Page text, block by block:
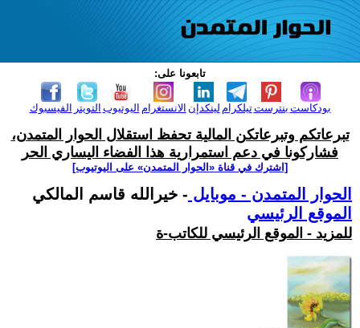
تابعونا على:
الفيسبوك التويتر اليوتيوب الانستغرام لينكدإن تيلكرامبنترست بودكاست
تبرعاتكم وتبرعاتكن المالية تحفظ استقلال الحوار المتمدن،
فشاركونا في دعم استمرارية هذا الفضاء اليساري الحر
[اشترك في قناة ‫«الحوار المتمدن» على اليوتيوب]
الحوار المتمدن - موبايل - خيرالله قاسم المالكي
الموقع الرئيسي
للمزيد - الموقع الرئيسي للكاتب-ة